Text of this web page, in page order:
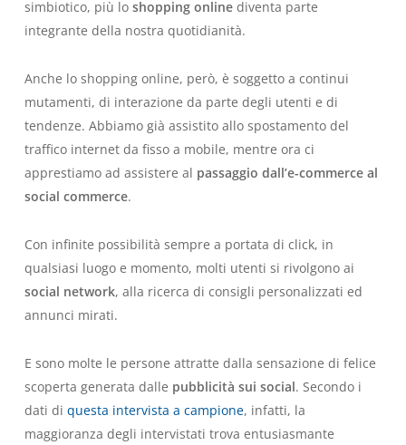
simbiotico, più lo shopping onlinediventa parte
integrante della nostra quotidianità.
Anche lo shopping online, però, è soggetto a continui
mutamenti, di interazione da parte degli utenti e di
tendenze. Abbiamo già assistito allo spostamento del
traffico internet da fisso a mobile, mentre ora ci
apprestiamo ad assistere al passaggio dall’e-commerce al
social commerce.
Con infinite possibilità sempre a portata di click, in
qualsiasi luogo e momento, molti utenti si rivolgono ai
social network, alla ricerca di consigli personalizzati ed
annunci mirati.
E sono molte le persone attratte dalla sensazione di felice
scoperta generata dalle pubblicità sui social. Secondo i
dati di questa intervista a campione, infatti, la
maggioranza degli intervistati trova entusiasmante